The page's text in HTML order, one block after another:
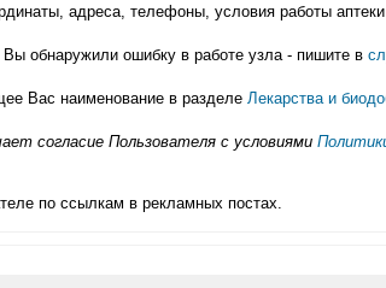
адреса, телефоны, условия работы аптеки
обнаружили ошибку в работе узла - пишите в
Вас наименование в разделе Лекарства и
согласие Пользователя с условиями
по ссылкам в рекламных постах.